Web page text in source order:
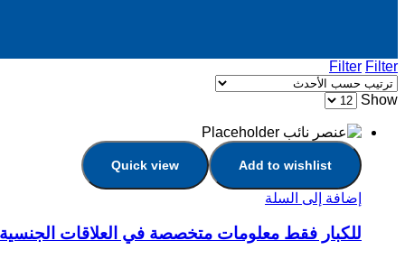
Filter Filter
Show
Add to wishlist
Quick view
إضافة إلى السلة
للكبار فقط معلومات متخصصة في العلاقات الجنسية